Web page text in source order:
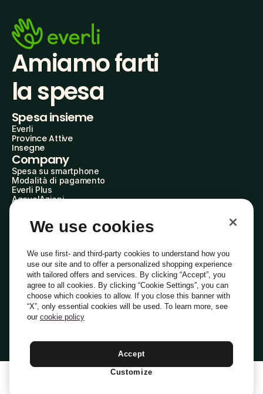
Amiamo farti
la spesa
Spesa insieme
Everli
Province Attive
Insegne
Company
Spesa su smartphone
Modalità di pagamento
Everli Plus
AgevolAzioni
Everli Shoppers
Scopri chi siamo
Domande frequenti
Lavora con noi
Diventa Shopper
Investitori
PrivacyCookiePreferenze Cookie
Termini e Condizioni
Italiano
We use cookies
We use first- and third-party cookies to understand how you
use our site and to offer a personalized shopping experience
with tailored offers and services. By clicking “Accept”, you
agree to all cookies. By clicking “Cookie Settings”, you can
choose which cookies to allow. If you close this banner with
“X”, only essential cookies will be used. To learn more, see
our cookie policy
Accept
Customize